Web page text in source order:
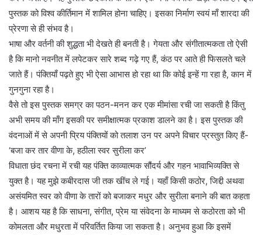
पुस्तक को विश्व कीर्तिमान में शामिल होना चाहिए। इसका निर्माण स्वयं माँ शारदा की
प्रेरणा से ही संभव है।
भाषा और वर्तनी की शुद्धता भी देखते ही बनती है। गेयता और संगीतात्मकता तो ऐसी
है कि मानो नवनीत में लपेटकर सारे शब्द गढ़े गए हैं, कंठ पर आते ही फिसलते चले
जाते हैं। पंक्तियाँ पढ़ते हुए भी ऐसा आभास हो रहा था कि कोई इन्हें गा रहा है, कान में
गुनगुना रहा है।
वैसे तो इस पुस्तक समग्र का पठन-मनन कर एक मीमांसा रची जा सकती है किंतु
अभी समय की माँग इसकी पर समीक्षात्मक प्रकाश डालने का है। इस पुस्तक की
वंदनाओं में से अपनी प्रिय पंक्तियों को तलाश उन पर अपने विचार प्रस्तुत किए हैं-
‘बजा कर तार वीणा के, हठीला स्वर सुरीला कर’
विधाता छंद रचना में रची यह पंक्ति काव्यात्मक सौंदर्य और गहन भावाभिव्यक्ति से
युक्त है। यह मुझे कबीरदास जी तक खींच ले गई। यहाँ किसी कठोर, जिद्दी अथवा
असंयमित स्वर को वीणा के तारों को बजाकर मधुर और सुरीला बनाने की बात कहता
है। आशय यह है कि साधना, संगीत, प्रेम या संवेदना के माध्यम से कठोरता को भी
कोमलता और मधुरता में परिवर्तित किया जा सकता है। अनुभव हुआ कि इसमें